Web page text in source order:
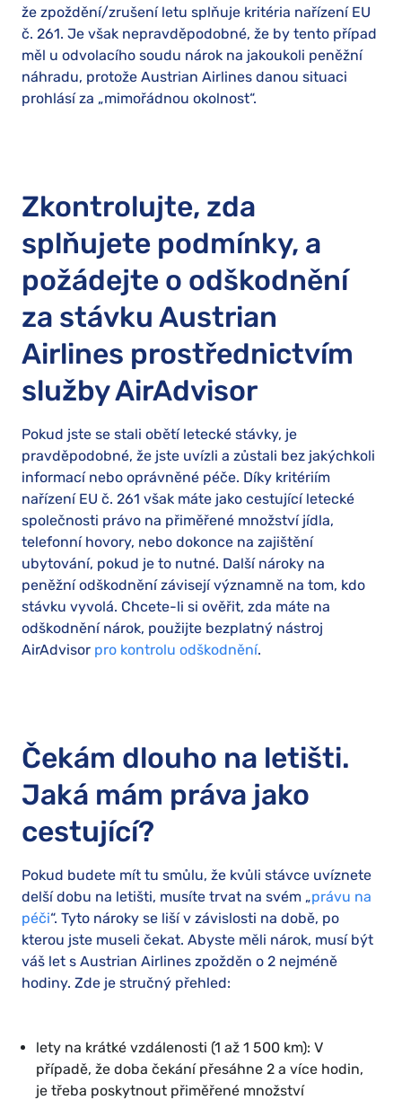
že zpoždění/zrušení letu splňuje kritéria nařízení EU
č. 261. Je však nepravděpodobné, že by tento případ
měl u odvolacího soudu nárok na jakoukoli peněžní
náhradu, protože Austrian Airlines danou situaci
prohlásí za „mimořádnou okolnost“.
Zkontrolujte, zda
splňujete podmínky, a
požádejte o odškodnění
za stávku Austrian
Airlines prostřednictvím
služby AirAdvisor
Pokud jste se stali obětí letecké stávky, je
pravděpodobné, že jste uvízli a zůstali bez jakýchkoli
informací nebo oprávněné péče. Díky kritériím
nařízení EU č. 261 však máte jako cestující letecké
společnosti právo na přiměřené množství jídla,
telefonní hovory, nebo dokonce na zajištění
ubytování, pokud je to nutné. Další nároky na
peněžní odškodnění závisejí významně na tom, kdo
stávku vyvolá. Chcete-li si ověřit, zda máte na
odškodnění nárok, použijte bezplatný nástroj
AirAdvisor pro kontrolu odškodnění.
Čekám dlouho na letišti.
Jaká mám práva jako
cestující?
Pokud budete mít tu smůlu, že kvůli stávce uvíznete
delší dobu na letišti, musíte trvat na svém „právu na
péči“. Tyto nároky se liší v závislosti na době, po
kterou jste museli čekat. Abyste měli nárok, musí být
váš let s Austrian Airlines zpožděn o 2 nejméně
hodiny. Zde je stručný přehled:
lety na krátké vzdálenosti (1 až 1 500 km): V
případě, že doba čekání přesáhne 2 a více hodin,
je třeba poskytnout přiměřené množství